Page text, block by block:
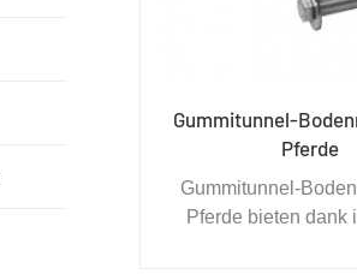
Gummitunnel-
Pferde
Gummitunnel-
Pferde bieten dank